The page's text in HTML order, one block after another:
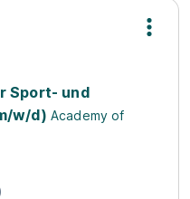
Sport- und
w/d) Academy of